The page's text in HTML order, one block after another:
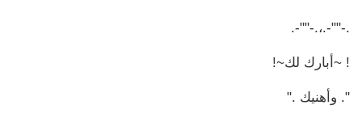
.-""-.،.-""-.
! ~أبارك لك~!
". وأهنيك ."